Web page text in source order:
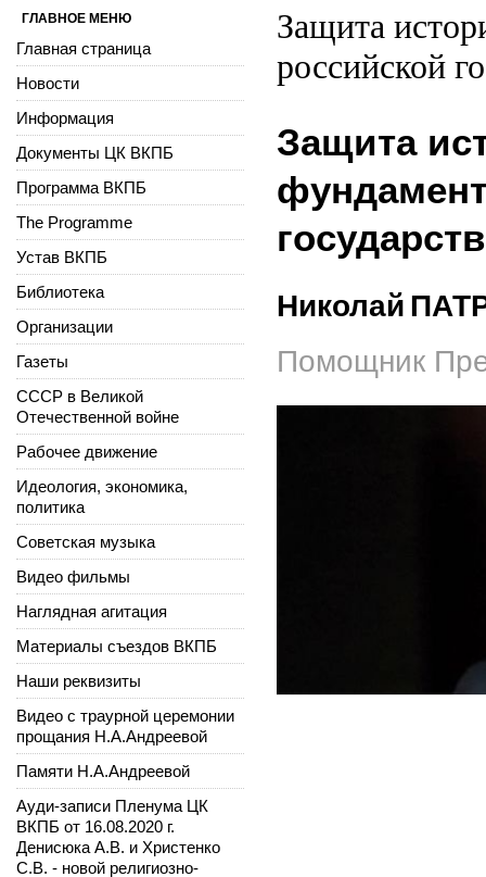
Защита
российской
Защита
Николай
Помощник
ГЛАВНОЕ МЕНЮ
Главная страница
Новости
Информация
Документы ЦК ВКПБ
Программа ВКПБ
The Programme
Устав ВКПБ
Библиотека
Организации
Газеты
СССР в Великой
Отечественной войне
Рабочее движение
Идеология, экономика,
политика
Советская музыка
Видео фильмы
Наглядная агитация
Материалы съездов ВКПБ
Наши реквизиты
Видео с траурной церемонии
прощания Н.А.Андреевой
Памяти Н.А.Андреевой
Ауди-записи Пленума ЦК
ВКПБ от 16.08.2020 г.
Денисюка А.В. и Христенко
С.В. - новой религиозно-